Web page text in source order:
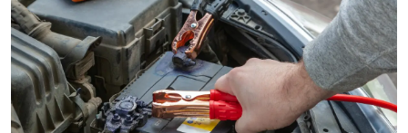
rozładowanego akumulatora Rozładowanie
akumulatora w aucie to problem, którego żaden
kierowca […]